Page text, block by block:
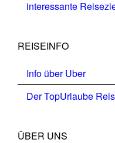
interessante
REISEINFO
Info über Uber
Der TopUrlaube
ÜBER UNS